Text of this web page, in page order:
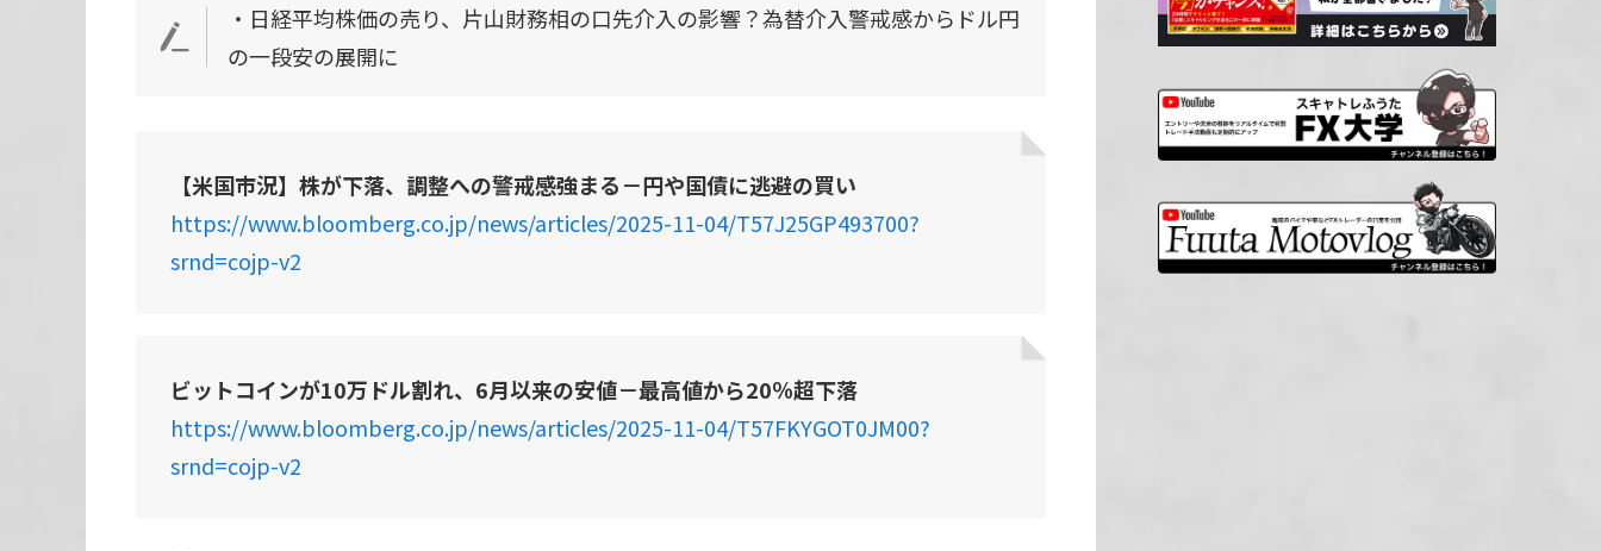
・日経平均株価の売り、片山財務相の口先介入の影響？為替介入警戒感からドル円
の一段安の展開に
【米国市況】株が下落、調整への警戒感強まる－円や国債に逃避の買い
https://www.bloomberg.co.jp/news/articles/2025-11-04/T57J25GP493700?
srnd=cojp-v2
ビットコインが10万ドル割れ、6月以来の安値－最高値から20％超下落
https://www.bloomberg.co.jp/news/articles/2025-11-04/T57FKYGOT0JM00?
srnd=cojp-v2